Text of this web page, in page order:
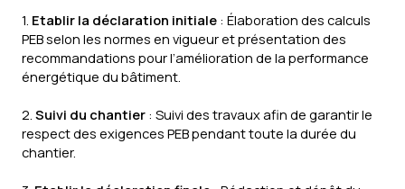
1. Etablir la déclaration initiale : Élaboration des calculs
PEB selon les normes en vigueur et présentation des
recommandations pour l’amélioration de la performance
énergétique du bâtiment.
2. Suivi du chantier : Suivi des travaux afin de garantir le
respect des exigences PEB pendant toute la durée du
chantier.